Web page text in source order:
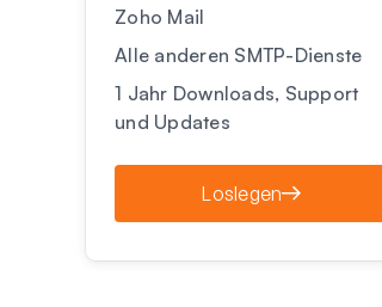
Zoho Mail
Alle anderen SMTP-Dienste
1 Jahr Downloads, Support
und Updates
Loslegen